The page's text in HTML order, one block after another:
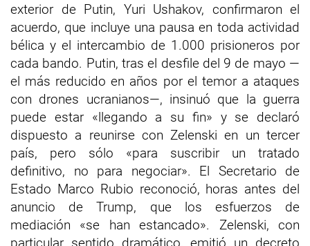
exterior de Putin, Yuri Ushakov, confirmaron el
acuerdo, que incluye una pausa en toda actividad
bélica y el intercambio de 1.000 prisioneros por
cada bando. Putin, tras el desfile del 9 de mayo —
el más reducido en años por el temor a ataques
con drones ucranianos—, insinuó que la guerra
puede estar «llegando a su fin» y se declaró
dispuesto a reunirse con Zelenski en un tercer
país, pero sólo «para suscribir un tratado
definitivo, no para negociar». El Secretario de
Estado Marco Rubio reconoció, horas antes del
anuncio de Trump, que los esfuerzos de
mediación «se han estancado». Zelenski, con
particular sentido dramático, emitió un decreto